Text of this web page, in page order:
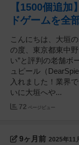
【1500個追
ドゲームを全
こんにちは、大垣
の度、東京都東中
い”と評判の老舗ボ
ュピール（
入れました！業界
いに大垣へや...
72 ページビュー
9ヶ月前 2025年11